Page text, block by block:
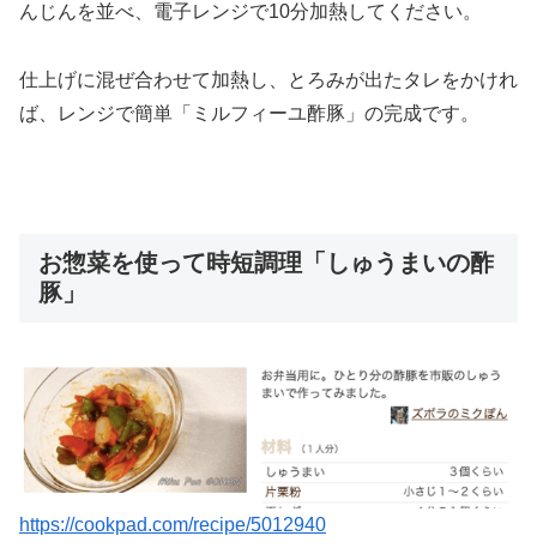
んじんを並べ、電子レンジで10分加熱してください。
仕上げに混ぜ合わせて加熱し、とろみが出たタレをかけれ
ば、レンジで簡単「ミルフィーユ酢豚」の完成です。
お惣菜を使って時短調理「しゅうまいの酢
豚」
https://cookpad.com/recipe/5012940